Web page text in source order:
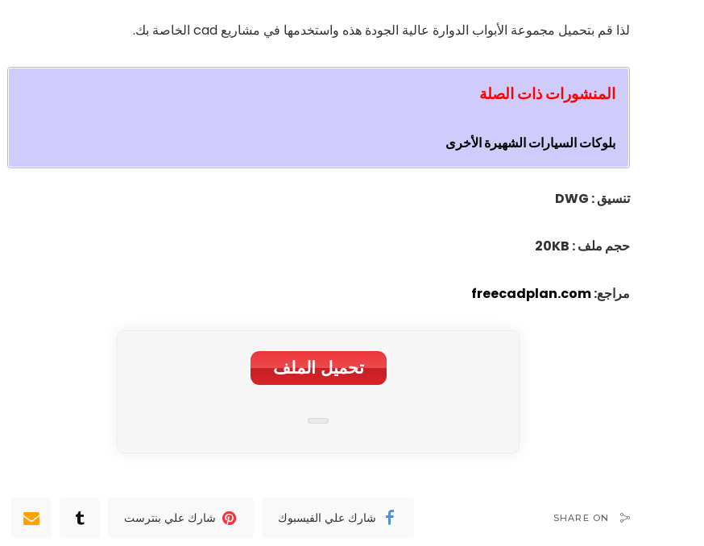
لذا قم بتحميل مجموعة الأبواب الدوارة عالية الجودة هذه واستخدمها في مشاريع cad الخاصة بك.
المنشورات ذات الصلة
بلوکات السيارات الشهيرة الأخرى
تنسيق : DWG
حجم ملف : 20KB
مراجع:freecadplan.com
تحمیل الملف
SHARE ON شارك علي الفيسبوك شارك علي بنترست